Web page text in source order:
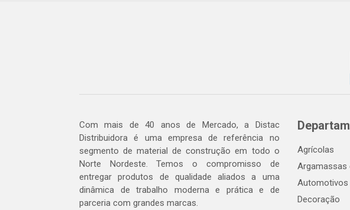
Com mais de 40 anos de Mercado, a Distac
Distribuidora é uma empresa de referência no
segmento de material de construção em todo o
Norte Nordeste. Temos o compromisso de
entregar produtos de qualidade aliados a uma
dinâmica de trabalho moderna e prática e de
parceria com grandes marcas.
Agrícolas
Argamassas
Automotivos
Decoração